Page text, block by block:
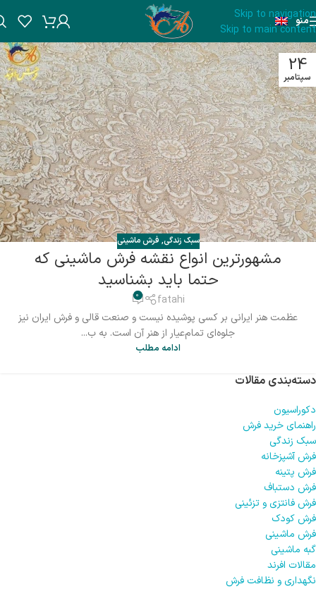
Skip to navigation
Skip to main content
منو
24
سپتامبر
سبک زندگی, فرش ماشینی
مشهورترین انواع نقشه فرش ماشینی که
حتما باید بشناسید
fatahi
0
عظمت هنر ایرانی بر کسی پوشیده نیست و صنعت قالی و فرش ایران نیز
جلوه‌ای تمام‌عیار از هنر آن است. به ب...
ادامه مطلب
دسته‌بندی مقالات
دکوراسیون
راهنمای خرید فرش
سبک زندگی
فرش آشپزخانه
فرش پتینه
فرش دستباف
فرش فانتزی و تزئینی
فرش کودک
فرش ماشینی
گبه ماشینی
مقالات افرند
نگهداری و نظافت فرش